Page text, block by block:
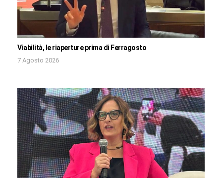
Viabilità, le riaperture prima di Ferragosto
7 Agosto 2026